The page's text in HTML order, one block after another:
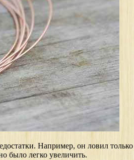
Например, он ловил
было легко увеличить.